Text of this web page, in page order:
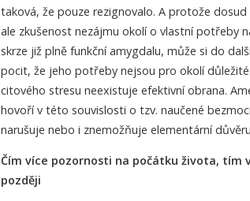
taková, že pouze rezignovalo. A protože
ale zkušenost nezájmu okolí o vlastní potřeby
skrze již plně funkční amygdalu, může si do
pocit, že jeho potřeby nejsou pro okolí
citového stresu neexistuje efektivní obrana.
hovoří v této souvislosti o tzv. naučené
narušuje nebo i znemožňuje elementární
Čím více pozornosti na počátku života, tím
později